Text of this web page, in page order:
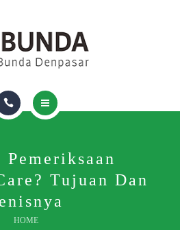
Tujuan Dan
HOME